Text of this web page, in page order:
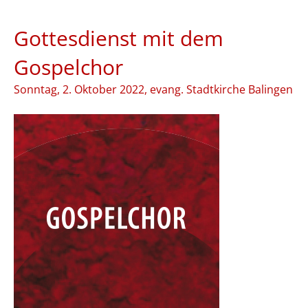
Gottesdienst mit dem
Gospelchor
Sonntag, 2. Oktober 2022, evang. Stadtkirche Balingen